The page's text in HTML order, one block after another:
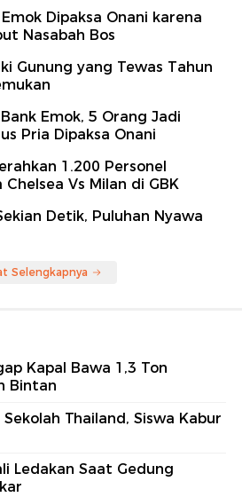
Dipaksa Onani karena
Nasabah Bos
Gunung yang Tewas Tahun
Emok, 5 Orang Jadi
Pria Dipaksa Onani
1.200 Personel
Vs Milan di GBK
Detik, Puluhan Nyawa
Selengkapnya
Kapal Bawa 1,3 Ton
Bintan
Thailand, Siswa Kabur
Ledakan Saat Gedung